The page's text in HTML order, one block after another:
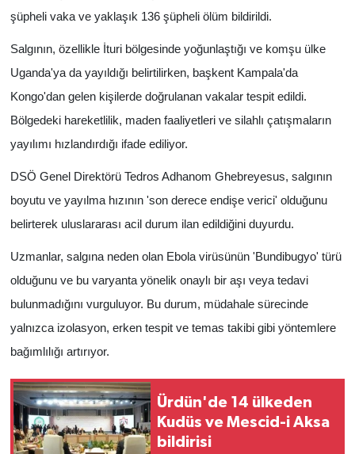
şüpheli vaka ve yaklaşık 136 şüpheli ölüm bildirildi.
Salgının, özellikle İturi bölgesinde yoğunlaştığı ve komşu ülke
Uganda'ya da yayıldığı belirtilirken, başkent Kampala'da
Kongo'dan gelen kişilerde doğrulanan vakalar tespit edildi.
Bölgedeki hareketlilik, maden faaliyetleri ve silahlı çatışmaların
yayılımı hızlandırdığı ifade ediliyor.
DSÖ Genel Direktörü Tedros Adhanom Ghebreyesus, salgının
boyutu ve yayılma hızının 'son derece endişe verici' olduğunu
belirterek uluslararası acil durum ilan edildiğini duyurdu.
Uzmanlar, salgına neden olan Ebola virüsünün 'Bundibugyo' türü
olduğunu ve bu varyanta yönelik onaylı bir aşı veya tedavi
bulunmadığını vurguluyor. Bu durum, müdahale sürecinde
yalnızca izolasyon, erken tespit ve temas takibi gibi yöntemlere
bağımlılığı artırıyor.
Ürdün'de 14 ülkeden
Kudüs ve Mescid-i Aksa
bildirisi